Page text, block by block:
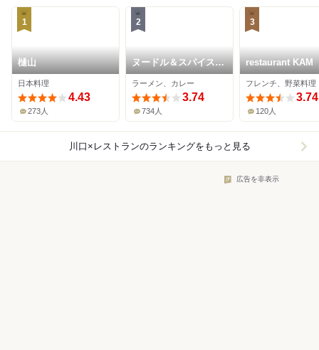
1
樋山
日本料理
4.43
273人
2
ヌードル＆スパイスカ
レー 今日の1番
ラーメン、カレー
3.74
734人
3
restaurant KAM
フレンチ、野菜料理
3.74
120人
川口×レストランのランキングをもっと見る
広告を非表示